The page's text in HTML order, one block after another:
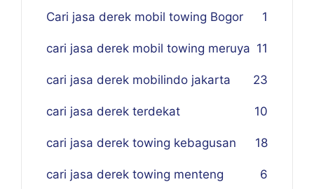
Cari jasa derek mobil towing Bogor 1
cari jasa derek mobil towing meruya 11
cari jasa derek mobilindo jakarta 23
cari jasa derek terdekat 10
cari jasa derek towing kebagusan 18
cari jasa derek towing menteng 6